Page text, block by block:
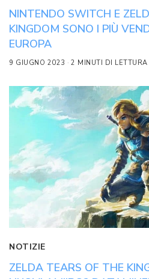
NINTENDO SWITCH E
KINGDOM SONO I PIÙ
EUROPA
9 GIUGNO 2023 2 MINUTI DI LETTURA
NOTIZIE
ZELDA TEARS OF THE